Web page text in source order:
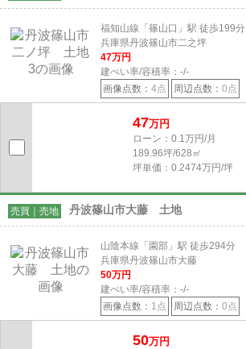
福知山線「篠山口」駅 徒歩199分
兵庫県丹波篠山市二之坪
47万円
建ぺい率/容積率： -/-
画像点数： 4点 周辺点数： 0点
47万円
ローン：0.1万円/月
189.96坪/628㎡
坪単価：0.2474万円/坪
売買｜売地 丹波篠山市大藤 土地
山陰本線「園部」駅 徒歩294分
兵庫県丹波篠山市大藤
50万円
建ぺい率/容積率： -/-
画像点数： 1点 周辺点数： 0点
50万円